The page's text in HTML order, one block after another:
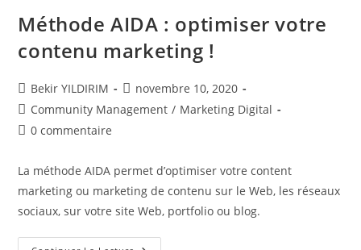
Méthode AIDA : optimiser votre
contenu marketing !
Auteur/autrice
de
la
publication :
Bekir YILDIRIM
Publication
publiée :
novembre 10, 2020
Post
category:
Community Management / Marketing Digital
Commentaires
la
publication :
0 commentaire
La méthode AIDA permet d’optimiser votre content
marketing ou marketing de contenu sur le Web, les réseaux
sociaux, sur votre site Web, portfolio ou blog.